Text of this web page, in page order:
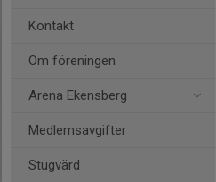
Kontakt
Om föreningen
Arena Ekensberg
Medlemsavgifter
Stugvärd